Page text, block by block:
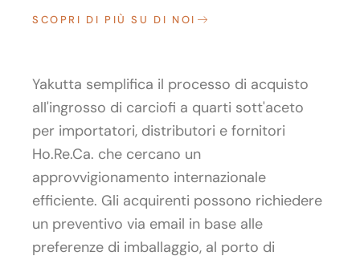
SCOPRI DI PIÙ SU DI NOI
Yakutta semplifica il processo di acquisto
all'ingrosso di carciofi a quarti sott'aceto
per importatori, distributori e fornitori
Ho.Re.Ca. che cercano un
approvvigionamento internazionale
efficiente. Gli acquirenti possono richiedere
un preventivo via email in base alle
preferenze di imballaggio, al porto di